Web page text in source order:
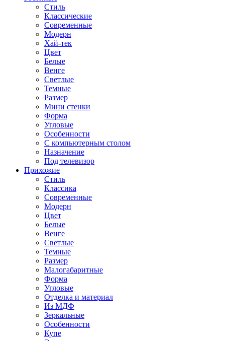
Стиль
Классические
Современные
Модерн
Хай-тек
Цвет
Белые
Венге
Светлые
Темные
Размер
Мини стенки
Форма
Угловые
Особенности
С компьютерным столом
Назначение
Под телевизор
Прихожие
Стиль
Классика
Современные
Модерн
Цвет
Белые
Венге
Светлые
Темные
Размер
Малогабаритные
Форма
Угловые
Отделка и материал
Из МДФ
Зеркальные
Особенности
Купе